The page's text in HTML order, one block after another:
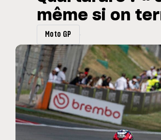
club spécial dans
MOTO GP
Zarco évite
septembre
même si on
Moto GP